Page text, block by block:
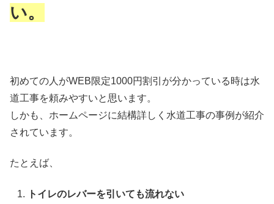
い。
初めての人がWEB限定1000円割引が分かっている時は水
道工事を頼みやすいと思います。
しかも、ホームページに結構詳しく水道工事の事例が紹介
されています。
たとえば、
トイレのレバーを引いても流れない